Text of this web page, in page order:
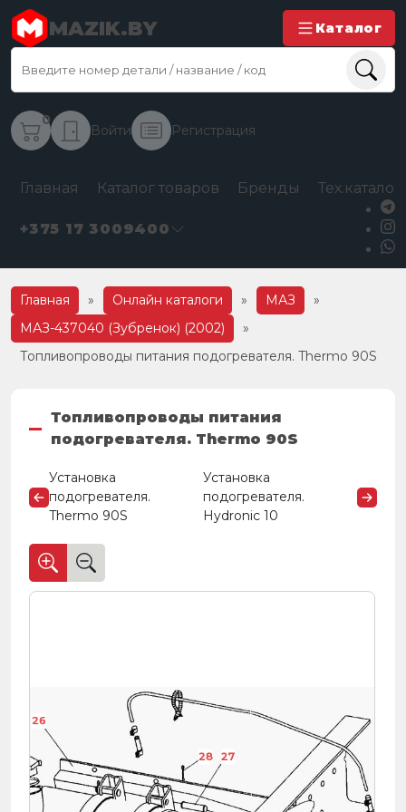
MAZIK.BY Каталог
0
Войти Регистрация
Главная Каталог товаров Бренды
+375 17 3009400
Главная » Онлайн каталоги » МАЗ
»
МАЗ-437040 (Зубренок) (2002)
»
Топливопроводы питания подогревателя. Thermo 90S
Топливопроводы питания
подогревателя. Thermo 90S
Установка
подогревателя.
Thermo 90S
Установка
подогревателя.
Hydronic 10
28 27
26